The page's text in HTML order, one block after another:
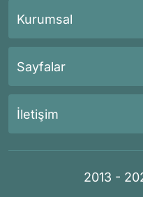
Kurumsal
Sayfalar
İletişim
2013 -